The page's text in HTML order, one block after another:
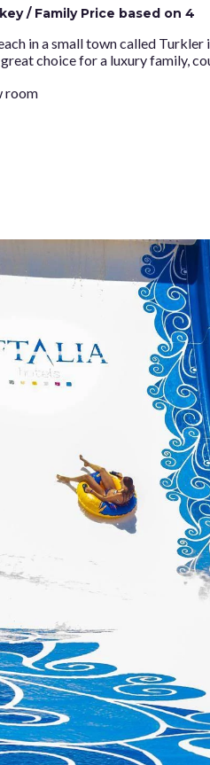
/ Family Price based on 4
in a small town called
choice for a luxury family,
room